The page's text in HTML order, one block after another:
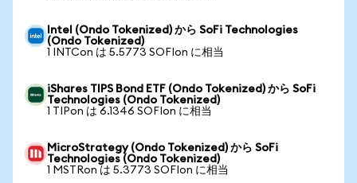
Intel (Ondo Tokenized) から SoFi Technologies
(Ondo Tokenized)
1 INTCon は 5.5773 SOFIon に相当
iShares TIPS Bond ETF (Ondo Tokenized) から SoFi
Technologies (Ondo Tokenized)
1 TIPon は 6.1346 SOFIon に相当
MicroStrategy (Ondo Tokenized) から SoFi
Technologies (Ondo Tokenized)
1 MSTRon は 5.3773 SOFIon に相当